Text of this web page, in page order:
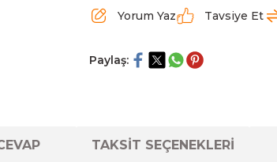
Yorum Yaz Tavsiye Et
Paylaş:
TAKSİT SEÇENEKLERİ